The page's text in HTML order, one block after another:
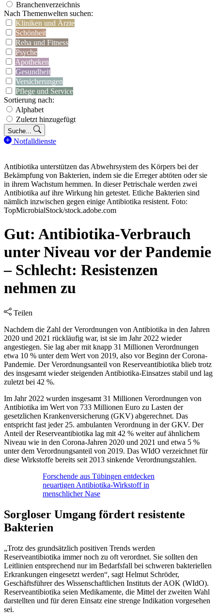
Branchenverzeichnis
Nach Themenwelten suchen:
Kliniken und Ärzte
Schönheit
Reha und Fitness
Psyche
Apotheken
Gesundheit
Versicherungen
Pflege und Service
Sortierung nach:
Alphabet
Zuletzt hinzugefügt
Suche...
Notfalldienste
Antibiotika unterstützen das Abwehrsystem des Körpers bei der
Bekämpfung von Bakterien, indem sie die Erreger abtöten oder sie
in ihrem Wachstum hemmen. In dieser Petrischale werden zwei
Antibiotika auf ihre Wirkung hin getestet. Etliche Bakterien sind
nämlich inzwischen gegen einige Antibiotika resistent. Foto:
TopMicrobialStock/stock.adobe.com
Gut: Antibiotika-Verbrauch
unter Niveau vor der Pandemie
– Schlecht: Resistenzen
nehmen zu
Teilen
Nachdem die Zahl der Verordnungen von Antibiotika in den Jahren
2020 und 2021 rückläufig war, ist sie im Jahr 2022 wieder
angestiegen. Sie lag aber mit knapp 31 Millionen Verordnungen
etwa 10 % unter dem Wert von 2019, also vor Beginn der Corona-
Pandemie. Der Verordnungsanteil von Reserveantibiotika blieb trotz
des insgesamt wieder steigenden Antibiotika-Einsatzes stabil und lag
zuletzt bei 42 %.
Im Jahr 2022 wurden insgesamt 31 Millionen Verordnungen von
Antibiotika im Wert von 733 Millionen Euro zu Lasten der
gesetzlichen Krankenversicherung (GKV) abgerechnet. Das
entspricht fast jeder 25. ambulanten Verordnung in der GKV. Der
Anteil der Reserveantibiotika lag mit 42 % weiter auf ähnlichem
Niveau wie in den Corona-Jahren 2020 und 2021 und etwa 5 %
unter dem Verordnungsanteil von 2019. Das WIdO verzeichnet für
diese Wirkstoffe bereits seit 2013 sinkende Verordnungszahlen.
Forschende aus Tübingen entdecken
neuartigen Antibiotika-Wirkstoff in
menschlicher Nase
Sorgloser Umgang fördert resistente
Bakterien
„Trotz des grundsätzlich positiven Trends werden
Reserveantibiotika immer noch zu oft verordnet. Sie sollten den
Leitlinien entsprechend nur im Bedarfsfall bei schweren bakteriellen
Erkrankungen eingesetzt werden“, sagt Helmut Schröder,
Geschäftsführer des Wissenschaftlichen Instituts der AOK (WIdO).
Reserveantibiotika seien Medikamente, die Mittel der zweiten Wahl
darstellten und für deren Einsatz eine strenge Indikation vorgesehen
sei.